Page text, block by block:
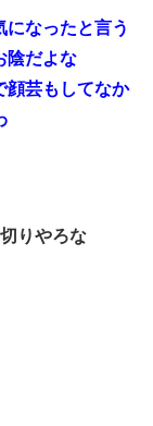
になったと言う
陰だよな
顔芸もしてなか
りやろな